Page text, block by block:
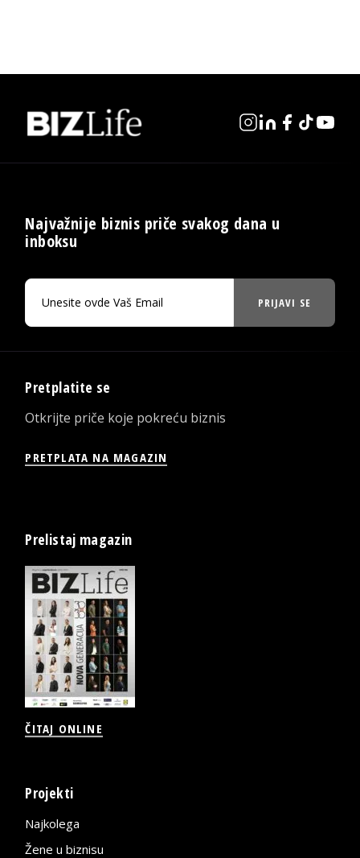
Najvažnije biznis priče svakog dana u
inboksu
PRIJAVI SE
Pretplatite se
Otkrijte priče koje pokreću biznis
PRETPLATA NA MAGAZIN
Prelistaj magazin
ČITAJ ONLINE
Projekti
Najkolega
Žene u biznisu